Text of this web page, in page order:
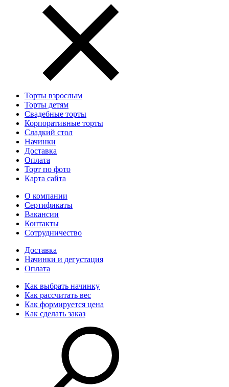
Торты взрослым
Торты детям
Свадебные торты
Корпоративные торты
Сладкий стол
Начинки
Доставка
Оплата
Торт по фото
Карта сайта
О компании
Сертификаты
Вакансии
Контакты
Сотрудничество
Доставка
Начинки и дегустация
Оплата
Как выбрать начинку
Как рассчитать вес
Как формируется цена
Как сделать заказ